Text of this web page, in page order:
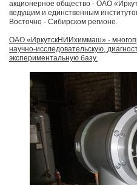
акционерное общество - ОАО
ведущим и единственным
Восточно - Сибирском регионе.
ОАО «ИркутскНИИхиммаш» -
научно-исследовательскую,
экспериментальную базу.